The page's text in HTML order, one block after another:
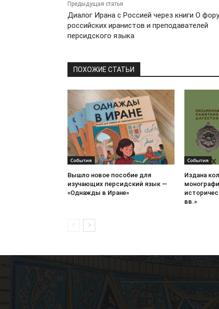
Предыдущая статья
Диалог Ирана с Россией через книги О
российских иранистов и преподавателей
персидского языка
ПОХОЖИЕ СТАТЬИ
События
Вышло новое пособие для
изучающих персидский язык —
«Однажды в Иране»
События
Издана
вв.»